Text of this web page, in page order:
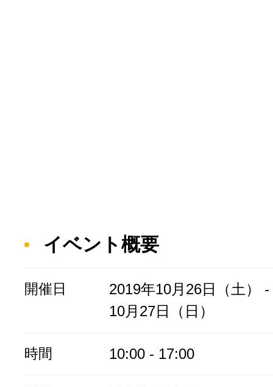
イベント概要
開催日
2019年10月26日（土）
10月27日（日）
時間 10:00 - 17:00